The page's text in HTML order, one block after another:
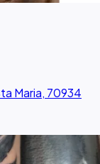
Maria, 70934